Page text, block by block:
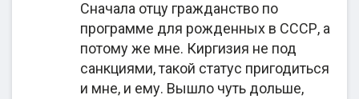
ценовой политике на рынке. При этом полностью
соответствует премиальному сервису и качеству
юридического сопровождения.
Юридический контекст, гарантии и
Сначала отцу гражданство по
программе для рожденных в СССР, а
потому же мне. Киргизия не под
санкциями, такой статус пригодиться
и мне, и ему. Вышло чуть дольше,